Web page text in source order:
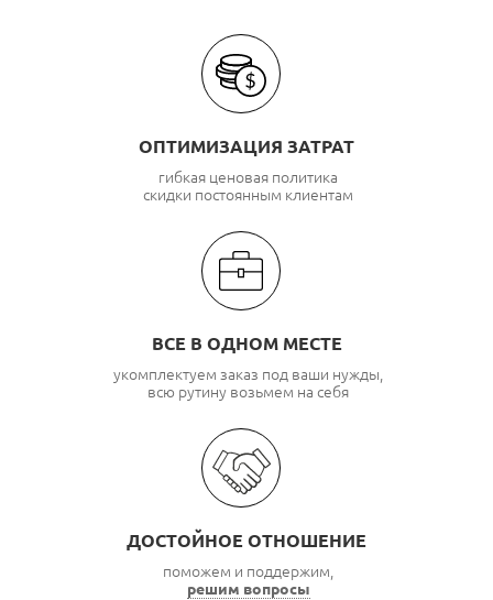
ОПТИМИЗАЦИЯ ЗАТРАТ
гибкая ценовая политика
скидки постоянным клиентам
ВСЕ В ОДНОМ МЕСТЕ
укомплектуем заказ под ваши нужды,
всю рутину возьмем на себя
ДОСТОЙНОЕ ОТНОШЕНИЕ
поможем и поддержим,
решим вопросы